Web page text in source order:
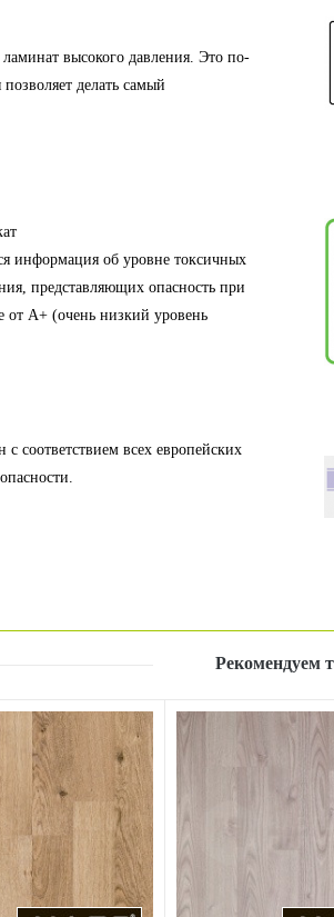
высокого давления. Это по-
делать самый
информация об уровне токсичных
представляющих опасность при
от А+ (очень низкий уровень
соответствием всех европейских
Рекомендуем